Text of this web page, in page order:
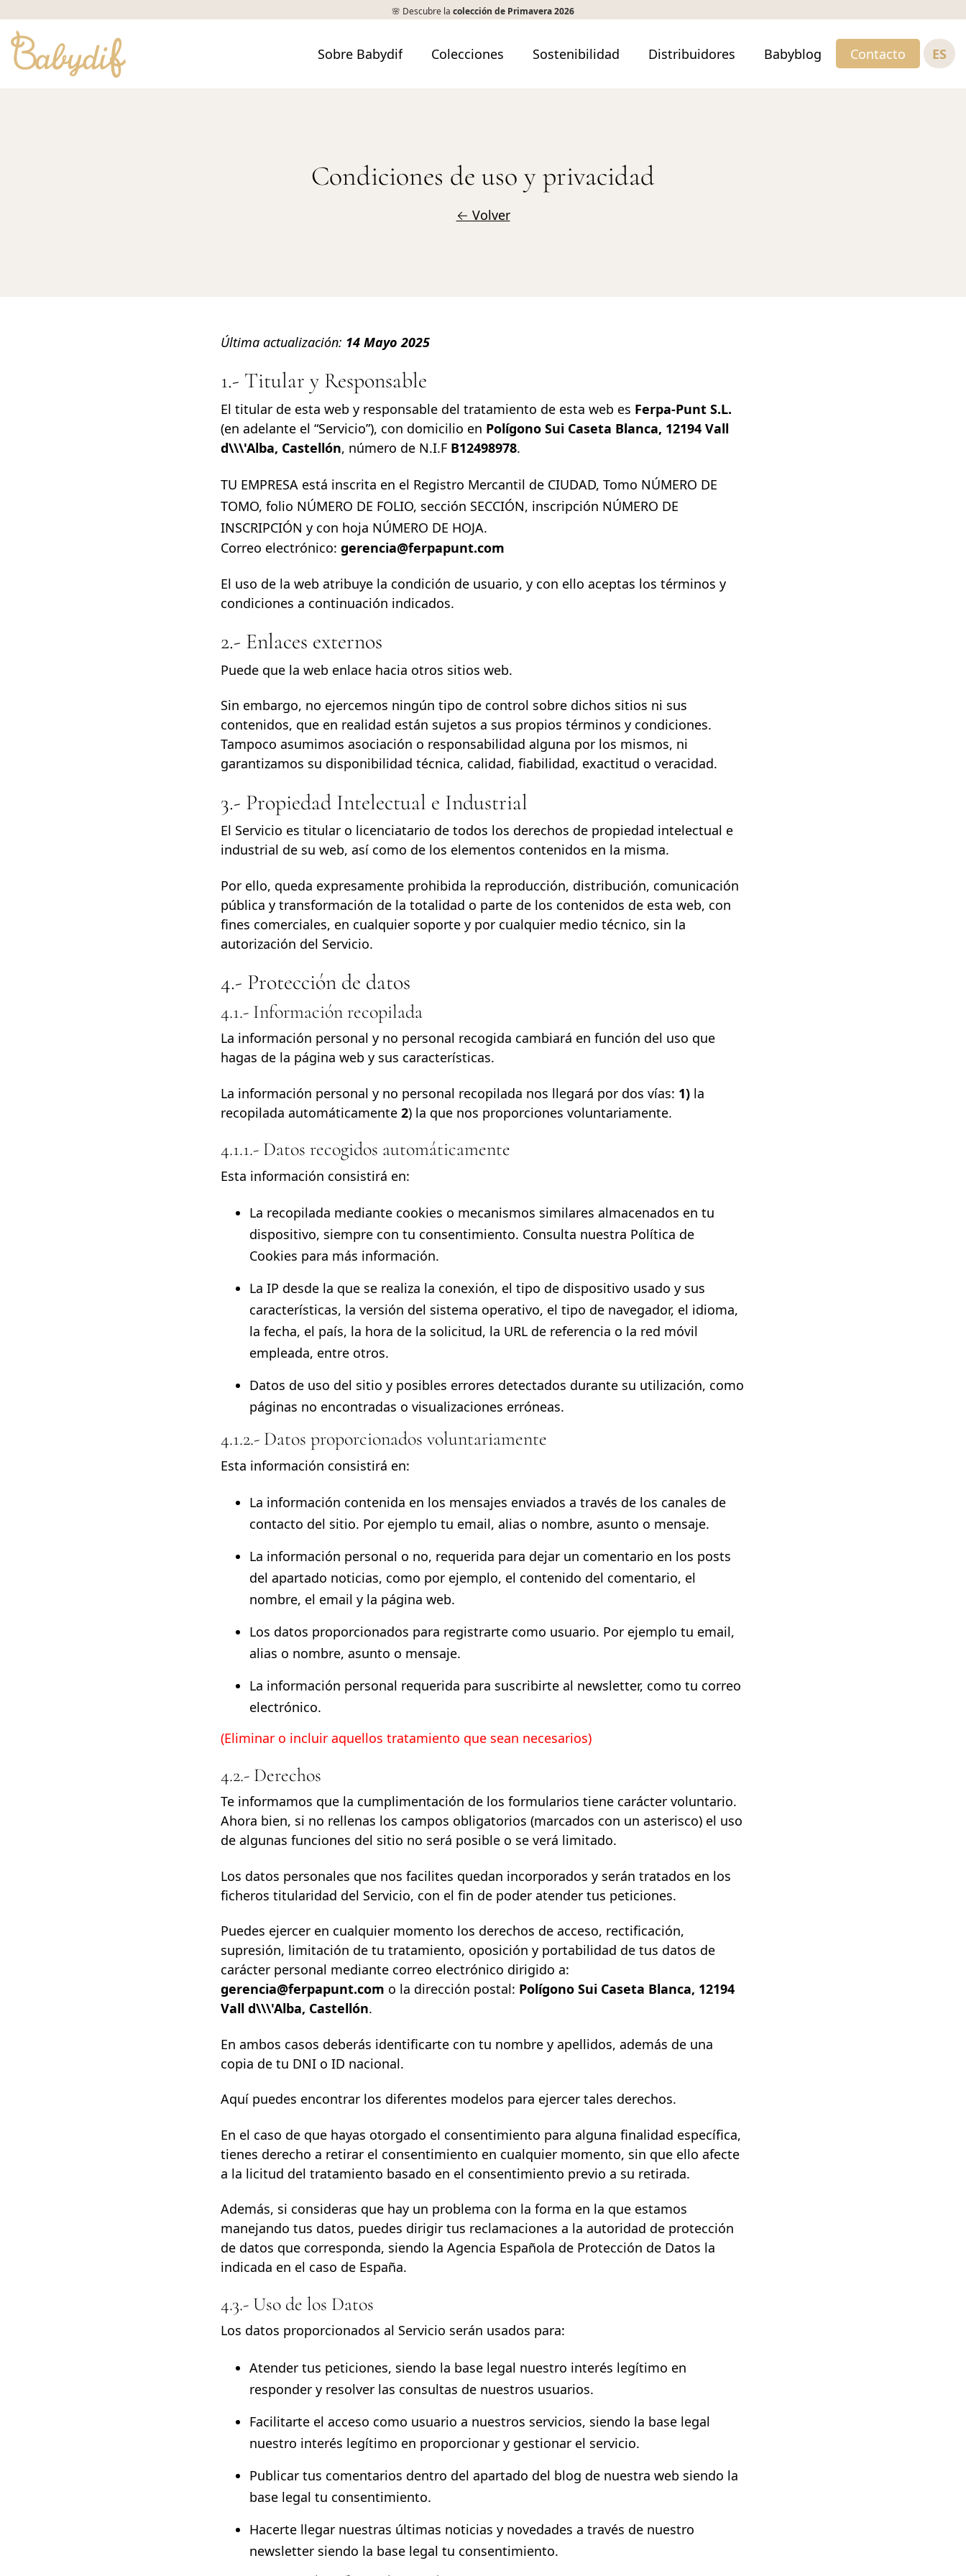
🌸 Descubre la colección de Primavera 2026
Sobre Babydif Colecciones Sostenibilidad Distribuidores Babyblog Contacto ES
Condiciones de uso y privacidad
← Volver
Última actualización: 14 Mayo 2025
1.- Titular y Responsable
El titular de esta web y responsable del tratamiento de esta web es Ferpa-Punt S.L.
(en adelante el “Servicio”), con domicilio en Polígono Sui Caseta Blanca, 12194 Vall
d\\\'Alba, Castellón, número de N.I.F B12498978.
TU EMPRESA está inscrita en el Registro Mercantil de CIUDAD, Tomo NÚMERO DE
TOMO, folio NÚMERO DE FOLIO, sección SECCIÓN, inscripción NÚMERO DE
INSCRIPCIÓN y con hoja NÚMERO DE HOJA.
Correo electrónico: gerencia@ferpapunt.com
El uso de la web atribuye la condición de usuario, y con ello aceptas los términos y
condiciones a continuación indicados.
2.- Enlaces externos
Puede que la web enlace hacia otros sitios web.
Sin embargo, no ejercemos ningún tipo de control sobre dichos sitios ni sus
contenidos, que en realidad están sujetos a sus propios términos y condiciones.
Tampoco asumimos asociación o responsabilidad alguna por los mismos, ni
garantizamos su disponibilidad técnica, calidad, fiabilidad, exactitud o veracidad.
3.- Propiedad Intelectual e Industrial
El Servicio es titular o licenciatario de todos los derechos de propiedad intelectual e
industrial de su web, así como de los elementos contenidos en la misma.
Por ello, queda expresamente prohibida la reproducción, distribución, comunicación
pública y transformación de la totalidad o parte de los contenidos de esta web, con
fines comerciales, en cualquier soporte y por cualquier medio técnico, sin la
autorización del Servicio.
4.- Protección de datos
4.1.- Información recopilada
La información personal y no personal recogida cambiará en función del uso que
hagas de la página web y sus características.
La información personal y no personal recopilada nos llegará por dos vías: 1) la
recopilada automáticamente 2) la que nos proporciones voluntariamente.
4.1.1.- Datos recogidos automáticamente
Esta información consistirá en:
La recopilada mediante cookies o mecanismos similares almacenados en tu
dispositivo, siempre con tu consentimiento. Consulta nuestra Política de
Cookies para más información.
La IP desde la que se realiza la conexión, el tipo de dispositivo usado y sus
características, la versión del sistema operativo, el tipo de navegador, el idioma,
la fecha, el país, la hora de la solicitud, la URL de referencia o la red móvil
empleada, entre otros.
Datos de uso del sitio y posibles errores detectados durante su utilización, como
páginas no encontradas o visualizaciones erróneas.
4.1.2.- Datos proporcionados voluntariamente
Esta información consistirá en:
La información contenida en los mensajes enviados a través de los canales de
contacto del sitio. Por ejemplo tu email, alias o nombre, asunto o mensaje.
La información personal o no, requerida para dejar un comentario en los posts
del apartado noticias, como por ejemplo, el contenido del comentario, el
nombre, el email y la página web.
Los datos proporcionados para registrarte como usuario. Por ejemplo tu email,
alias o nombre, asunto o mensaje.
La información personal requerida para suscribirte al newsletter, como tu correo
electrónico.
(Eliminar o incluir aquellos tratamiento que sean necesarios)
4.2.- Derechos
Te informamos que la cumplimentación de los formularios tiene carácter voluntario.
Ahora bien, si no rellenas los campos obligatorios (marcados con un asterisco) el uso
de algunas funciones del sitio no será posible o se verá limitado.
Los datos personales que nos facilites quedan incorporados y serán tratados en los
ficheros titularidad del Servicio, con el fin de poder atender tus peticiones.
Puedes ejercer en cualquier momento los derechos de acceso, rectificación,
supresión, limitación de tu tratamiento, oposición y portabilidad de tus datos de
carácter personal mediante correo electrónico dirigido a:
gerencia@ferpapunt.com o la dirección postal: Polígono Sui Caseta Blanca, 12194
Vall d\\\'Alba, Castellón.
En ambos casos deberás identificarte con tu nombre y apellidos, además de una
copia de tu DNI o ID nacional.
Aquí puedes encontrar los diferentes modelos para ejercer tales derechos.
En el caso de que hayas otorgado el consentimiento para alguna finalidad específica,
tienes derecho a retirar el consentimiento en cualquier momento, sin que ello afecte
a la licitud del tratamiento basado en el consentimiento previo a su retirada.
Además, si consideras que hay un problema con la forma en la que estamos
manejando tus datos, puedes dirigir tus reclamaciones a la autoridad de protección
de datos que corresponda, siendo la Agencia Española de Protección de Datos la
indicada en el caso de España.
4.3.- Uso de los Datos
Los datos proporcionados al Servicio serán usados para:
Atender tus peticiones, siendo la base legal nuestro interés legítimo en
responder y resolver las consultas de nuestros usuarios.
Facilitarte el acceso como usuario a nuestros servicios, siendo la base legal
nuestro interés legítimo en proporcionar y gestionar el servicio.
Publicar tus comentarios dentro del apartado del blog de nuestra web siendo la
base legal tu consentimiento.
Hacerte llegar nuestras últimas noticias y novedades a través de nuestro
newsletter siendo la base legal tu consentimiento.